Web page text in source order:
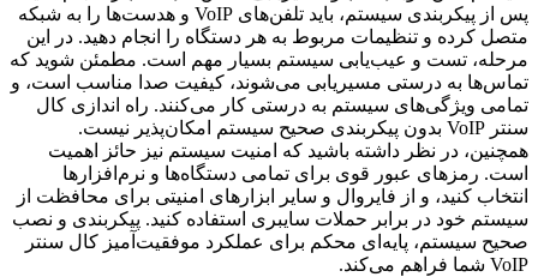
پس از پیکربندی سیستم، باید تلفن‌های VoIP و هدست‌ها را به شبکه
متصل کرده و تنظیمات مربوط به هر دستگاه را انجام دهید. در این
مرحله، تست و عیب‌یابی سیستم بسیار مهم است. مطمئن شوید که
تماس‌ها به درستی مسیریابی می‌شوند، کیفیت صدا مناسب است، و
تمامی ویژگی‌های سیستم به درستی کار می‌کنند. راه اندازی کال
سنتر VoIP بدون پیکربندی صحیح سیستم امکان‌پذیر نیست.
همچنین، در نظر داشته باشید که امنیت سیستم نیز حائز اهمیت
است. رمزهای عبور قوی برای تمامی دستگاه‌ها و نرم‌افزارها
انتخاب کنید، و از فایروال و سایر ابزارهای امنیتی برای محافظت از
سیستم خود در برابر حملات سایبری استفاده کنید. پیکربندی و نصب
صحیح سیستم، پایه‌ای محکم برای عملکرد موفقیت‌آمیز کال سنتر
VoIP شما فراهم می‌کند.